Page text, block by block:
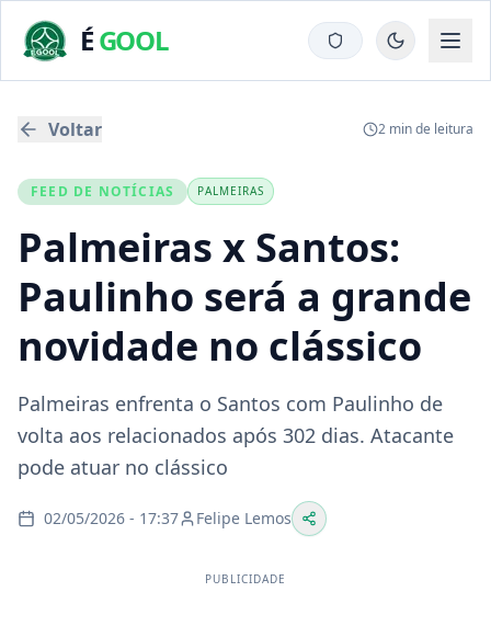
ÉGOOL
Voltar 2 min de leitura
FEED DE NOTÍCIAS PALMEIRAS
Palmeiras x Santos:
Paulinho será a grande
novidade no clássico
Palmeiras enfrenta o Santos com Paulinho de
volta aos relacionados após 302 dias. Atacante
pode atuar no clássico
02/05/2026 - 17:37 Felipe Lemos
PUBLICIDADE